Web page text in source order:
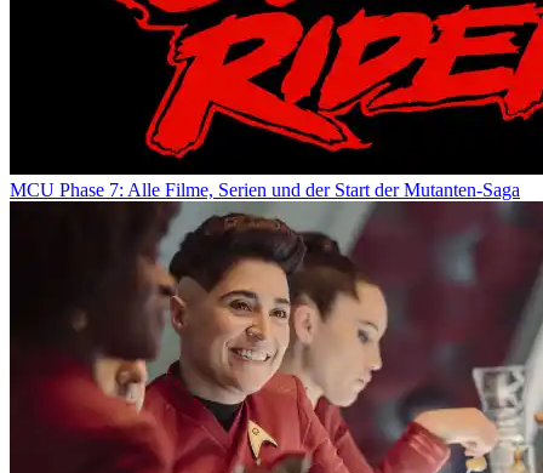
MCU Phase 7: Alle Filme, Serien und der Start der Mutanten-Saga